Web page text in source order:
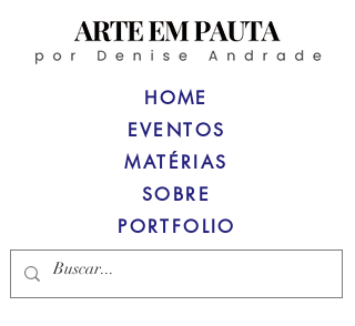
HOME
MATÉRIAS
SOBRE
PORTFOLIO
EVENTOS